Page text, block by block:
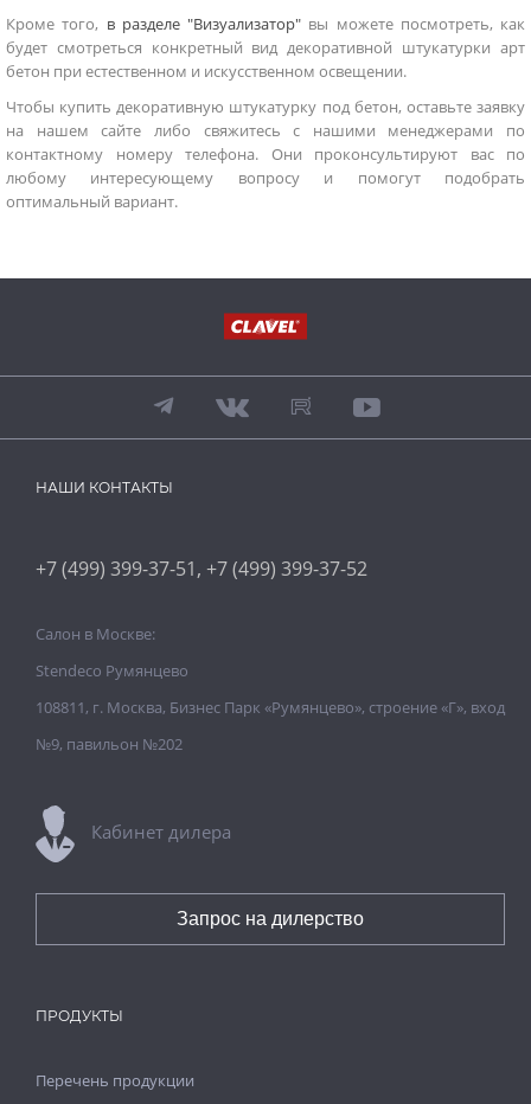
Кроме того, в разделе "Визуализатор" вы можете посмотреть, как
будет смотреться конкретный вид декоративной штукатурки арт
бетон при естественном и искусственном освещении.
Чтобы купить декоративную штукатурку под бетон, оставьте заявку
на нашем сайте либо свяжитесь с нашими менеджерами по
контактному номеру телефона. Они проконсультируют вас по
любому интересующему вопросу и помогут подобрать
оптимальный вариант.
ПРОДУКТЫ
Перечень продукции
НАШИ КОНТАКТЫ
+7 (499) 399-37-51, +7 (499) 399-37-52
Салон в Москве:
Stendeco Румянцево
108811, г. Москва, Бизнес Парк «Румянцево», строение «Г», вход
№9, павильон №202
Кабинет дилера
Запрос на дилерство